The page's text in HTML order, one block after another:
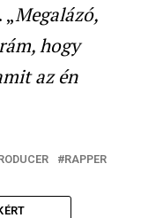
Megalázó,
hogy
az én
RAPPER